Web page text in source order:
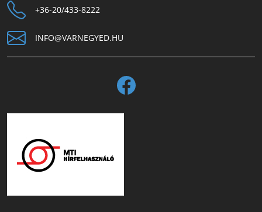
+36-20/433-8222
INFO@VARNEGYED.HU